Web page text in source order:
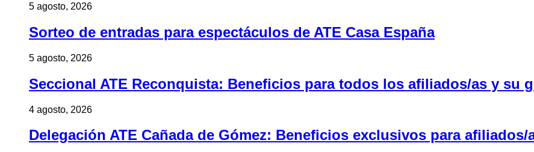
5 agosto, 2026
Sorteo de entradas para espectáculos de ATE Casa España
5 agosto, 2026
Seccional ATE Reconquista: Beneficios para todos los afiliados/as y su
4 agosto, 2026
Delegación ATE Cañada de Gómez: Beneficios exclusivos para afiliados/